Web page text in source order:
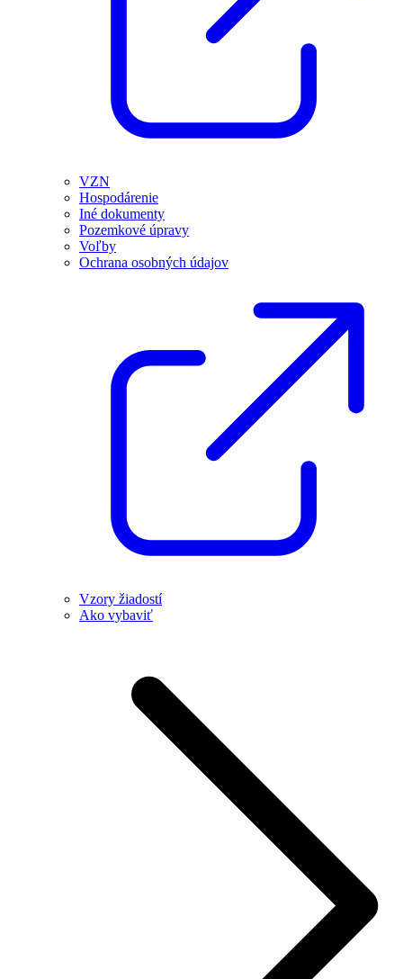
VZN
Hospodárenie
Iné dokumenty
Pozemkové úpravy
Voľby
Ochrana osobných údajov
Vzory žiadostí
Ako vybaviť